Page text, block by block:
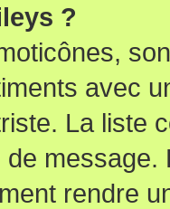
?
avec
La liste
rendre